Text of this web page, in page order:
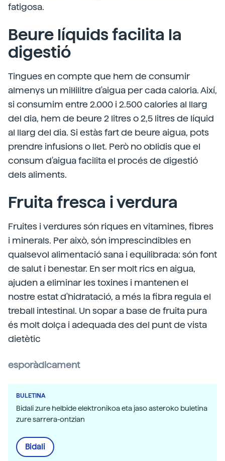
fatigosa.
Beure líquids facilita la
digestió
Tingues en compte que hem de consumir
almenys un mil·lilitre d'aigua per cada caloria. Així,
si consumim entre 2.000 i 2.500 calories al llarg
del dia, hem de beure 2 litres o 2,5 litres de líquid
al llarg del dia. Si estàs fart de beure aigua, pots
prendre infusions o llet. Però no oblidis que el
consum d'aigua facilita el procés de digestió
dels aliments.
Fruita fresca i verdura
Fruites i verdures són riques en vitamines, fibres
i minerals. Per això, són imprescindibles en
qualsevol alimentació sana i equilibrada: són font
de salut i benestar. En ser molt rics en aigua,
ajuden a eliminar les toxines i mantenen el
nostre estat d'hidratació, a més la fibra regula el
treball intestinal. Un sopar a base de fruita pura
és molt dolça i adequada des del punt de vista
dietètic
esporàdicament
BULETINA
Bidali zure helbide elektronikoa eta jaso asteroko buletina
zure sarrera-ontzian
Bidali